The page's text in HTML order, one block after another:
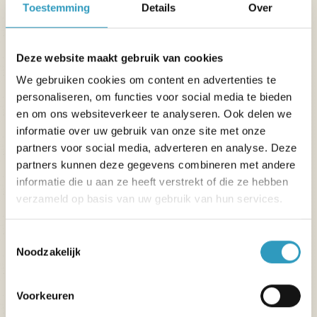
Toestemming Details Over
Deze website maakt gebruik van cookies
We gebruiken cookies om content en advertenties te
personaliseren, om functies voor social media te bieden
en om ons websiteverkeer te analyseren. Ook delen we
informatie over uw gebruik van onze site met onze
partners voor social media, adverteren en analyse. Deze
partners kunnen deze gegevens combineren met andere
informatie die u aan ze heeft verstrekt of die ze hebben
verzameld op basis van uw gebruik van hun services.
Noodzakelijk
Voorkeuren
Stacaravan Génération met
airconditioning
Recente accommodatie
Ontdek